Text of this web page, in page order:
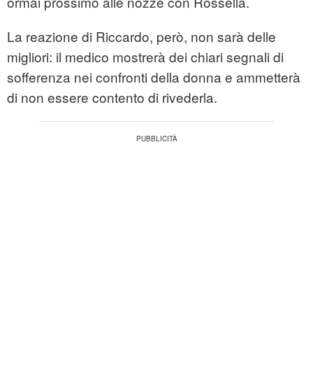
La reazione di Riccardo, però, non sarà delle
migliori: il medico mostrerà dei chiari segnali di
sofferenza nei confronti della donna e ammetterà
di non essere contento di rivederla.